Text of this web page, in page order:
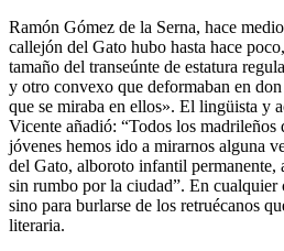
Ramón Gómez de la Serna, hace
callejón del Gato hubo hasta hace
tamaño del transeúnte de estatura
y otro convexo que deformaban en
que se miraba en ellos». El lingüista y
Vicente añadió: “Todos los madrileños
jóvenes hemos ido a mirarnos alguna
del Gato, alboroto infantil permanente,
sin rumbo por la ciudad”. En cualquier
sino para burlarse de los retruécanos
literaria.